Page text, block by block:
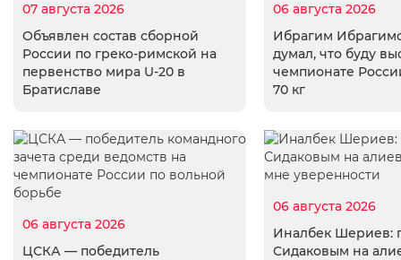
07 августа 2026
Объявлен состав сборной
России по греко-римской на
первенство мира U-20 в
Братиславе
06 августа 2026
Ибрагим
думал, что буду
чемпионате
70 кг
06 августа 2026
ЦСКА — победитель
06 августа 2026
Иналбек Шериев:
Сидаковым на